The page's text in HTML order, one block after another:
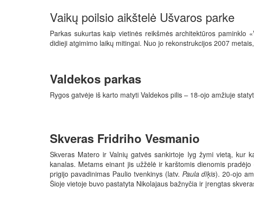
Vaikų poilsio aikštelė Ušvaros parke
Parkas sukurtas kaip vietinės reikšmės architektūros
didieji atgimimo laikų mitingai. Nuo jo rekonstrukcijos 2007
Valdekos parkas
Rygos gatvėje iš karto matyti Valdekos pilis – 18-ojo amžiuje
Skveras Fridriho Vesmanio
Skveras Matero ir Valnių gatvės sankirtoje lyg žymi vietą, kur
kanalas. Metams einant jis užžėlė ir karštomis dienomis
prigijo pavadinimas Paulio tvenkinys (latv. Paula dīķis). 20-ojo
Šioje vietoje buvo pastatyta Nikolajaus bažnyčia ir įrengtas